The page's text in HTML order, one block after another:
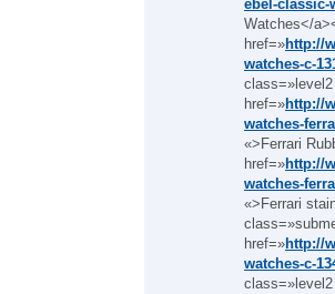
ebel-classic-
Watches</
href=»http://
watches-c-
href=»http://
watches-
«>Ferrari
href=»http://
watches-
«>Ferrari
href=»http://
watches-c-